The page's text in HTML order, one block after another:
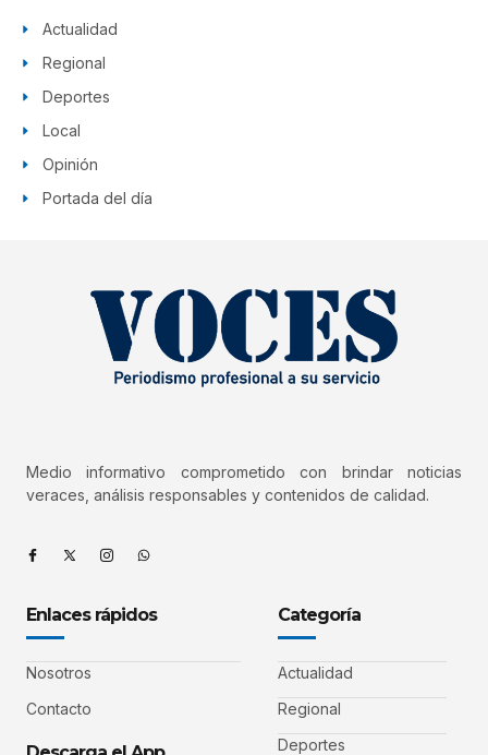
Actualidad
Regional
Deportes
Local
Opinión
Portada del día
Medio informativo comprometido con brindar noticias
veraces, análisis responsables y contenidos de calidad.
Enlaces rápidos
Nosotros
Contacto
Categoría
Actualidad
Regional
Deportes